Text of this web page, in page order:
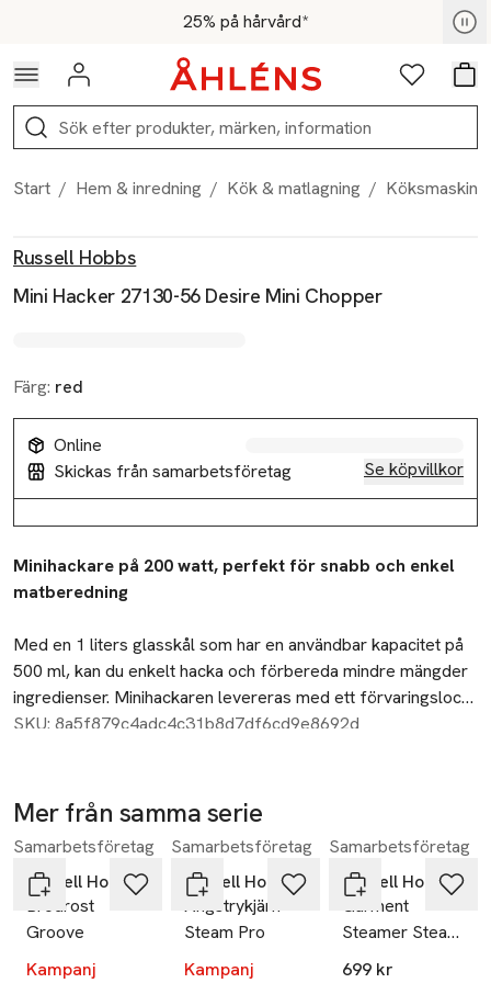
Hoppa till navigationsmenyn25% på hårvård*
För medlemmar - Shoppa nu
Logga in Favoriter
Sök
Start / Hem & inredning / Kök & matlagning /
Russell Hobbs
Mini Hacker 27130-56 Desire Mini Chopper
Färg: red
Online
Skickas från samarbetsföretag
Se köpvillkor
Beskrivning
Minihackare på 200 watt, perfekt för snabb och enkel
matberedning
Med en 1 liters glasskål som har en användbar kapacitet på
500 ml, kan du enkelt hacka och förbereda mindre mängder
ingredienser. Minihackaren levereras med ett förvaringslock,
vilket gör det enkelt att förvara dina hackade ingredienser
För extra bekvämlighet är alla lösa delar diskmaskinsäkra,
vilket gör rengöringen snabb och enkel.
- 1 liter glasskål med 500ml kapacitet
- Förvaringslock ingår
- Stålblad
- Lösa delar går att diska i maskin
SKU: 8a5f879c4adc4c31b8d7df6cd9e8692d
Mer från samma serie
Hoppa över bildspelet
Samarbetsföretag
Russell Hobbs
Brödrost
Groove
Kampanj
Samarbetsföretag
Russell Hobbs
Ångstrykjärn
Steam Pro
Kampanj
Samarbetsföretag
Russell Hobbs
Garment
Steamer Steam
Genie Handheld
699 kr